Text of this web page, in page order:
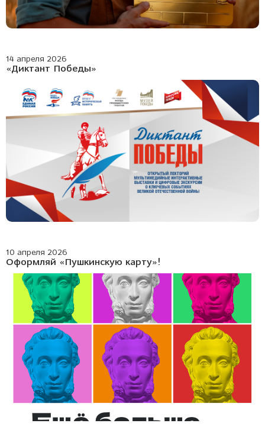
14 апреля 2026
«Диктант Победы»
10 апреля 2026
Оформляй «Пушкинскую карту»!